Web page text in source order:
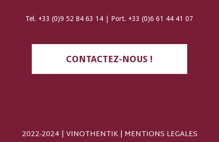
Tel. +33 (0)9 52 84 63 14 | Port. +33 (0)6 61 44 41 07
CONTACTEZ-NOUS !
2022-2024 | VINOTHENTIK | MENTIONS LEGALES